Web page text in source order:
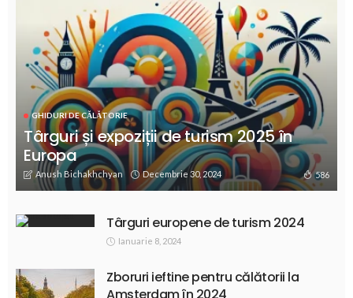
GHIDURI DE CĂLĂTORIE
Târguri și expoziții de turism 2025 în
Europa
Anush Bichakhchyan Decembrie 30, 2024 586
Târguri europene de turism 2024
Ianuarie 8, 2024
Zboruri ieftine pentru călătorii la
Amsterdam în 2024